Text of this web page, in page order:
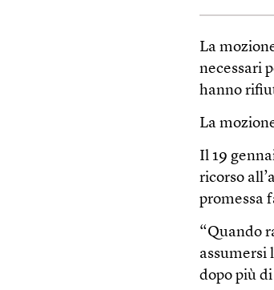
La
necessari
hanno
La
Il 19
ricorso
promessa
“Quando
assumersi
dopo più